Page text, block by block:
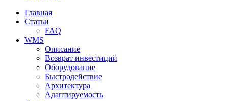
Главная
Статьи
FAQ
WMS
Описание
Возврат инвестиций
Оборудование
Быстродействие
Архитектура
Адаптируемость